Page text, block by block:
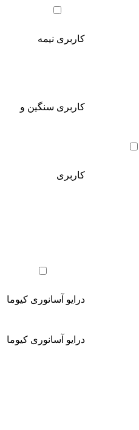
کاربری نیمه
کاربری سنگین و
کاربری
درایو آسانوری کیوما
درایو آسانوری کیوما